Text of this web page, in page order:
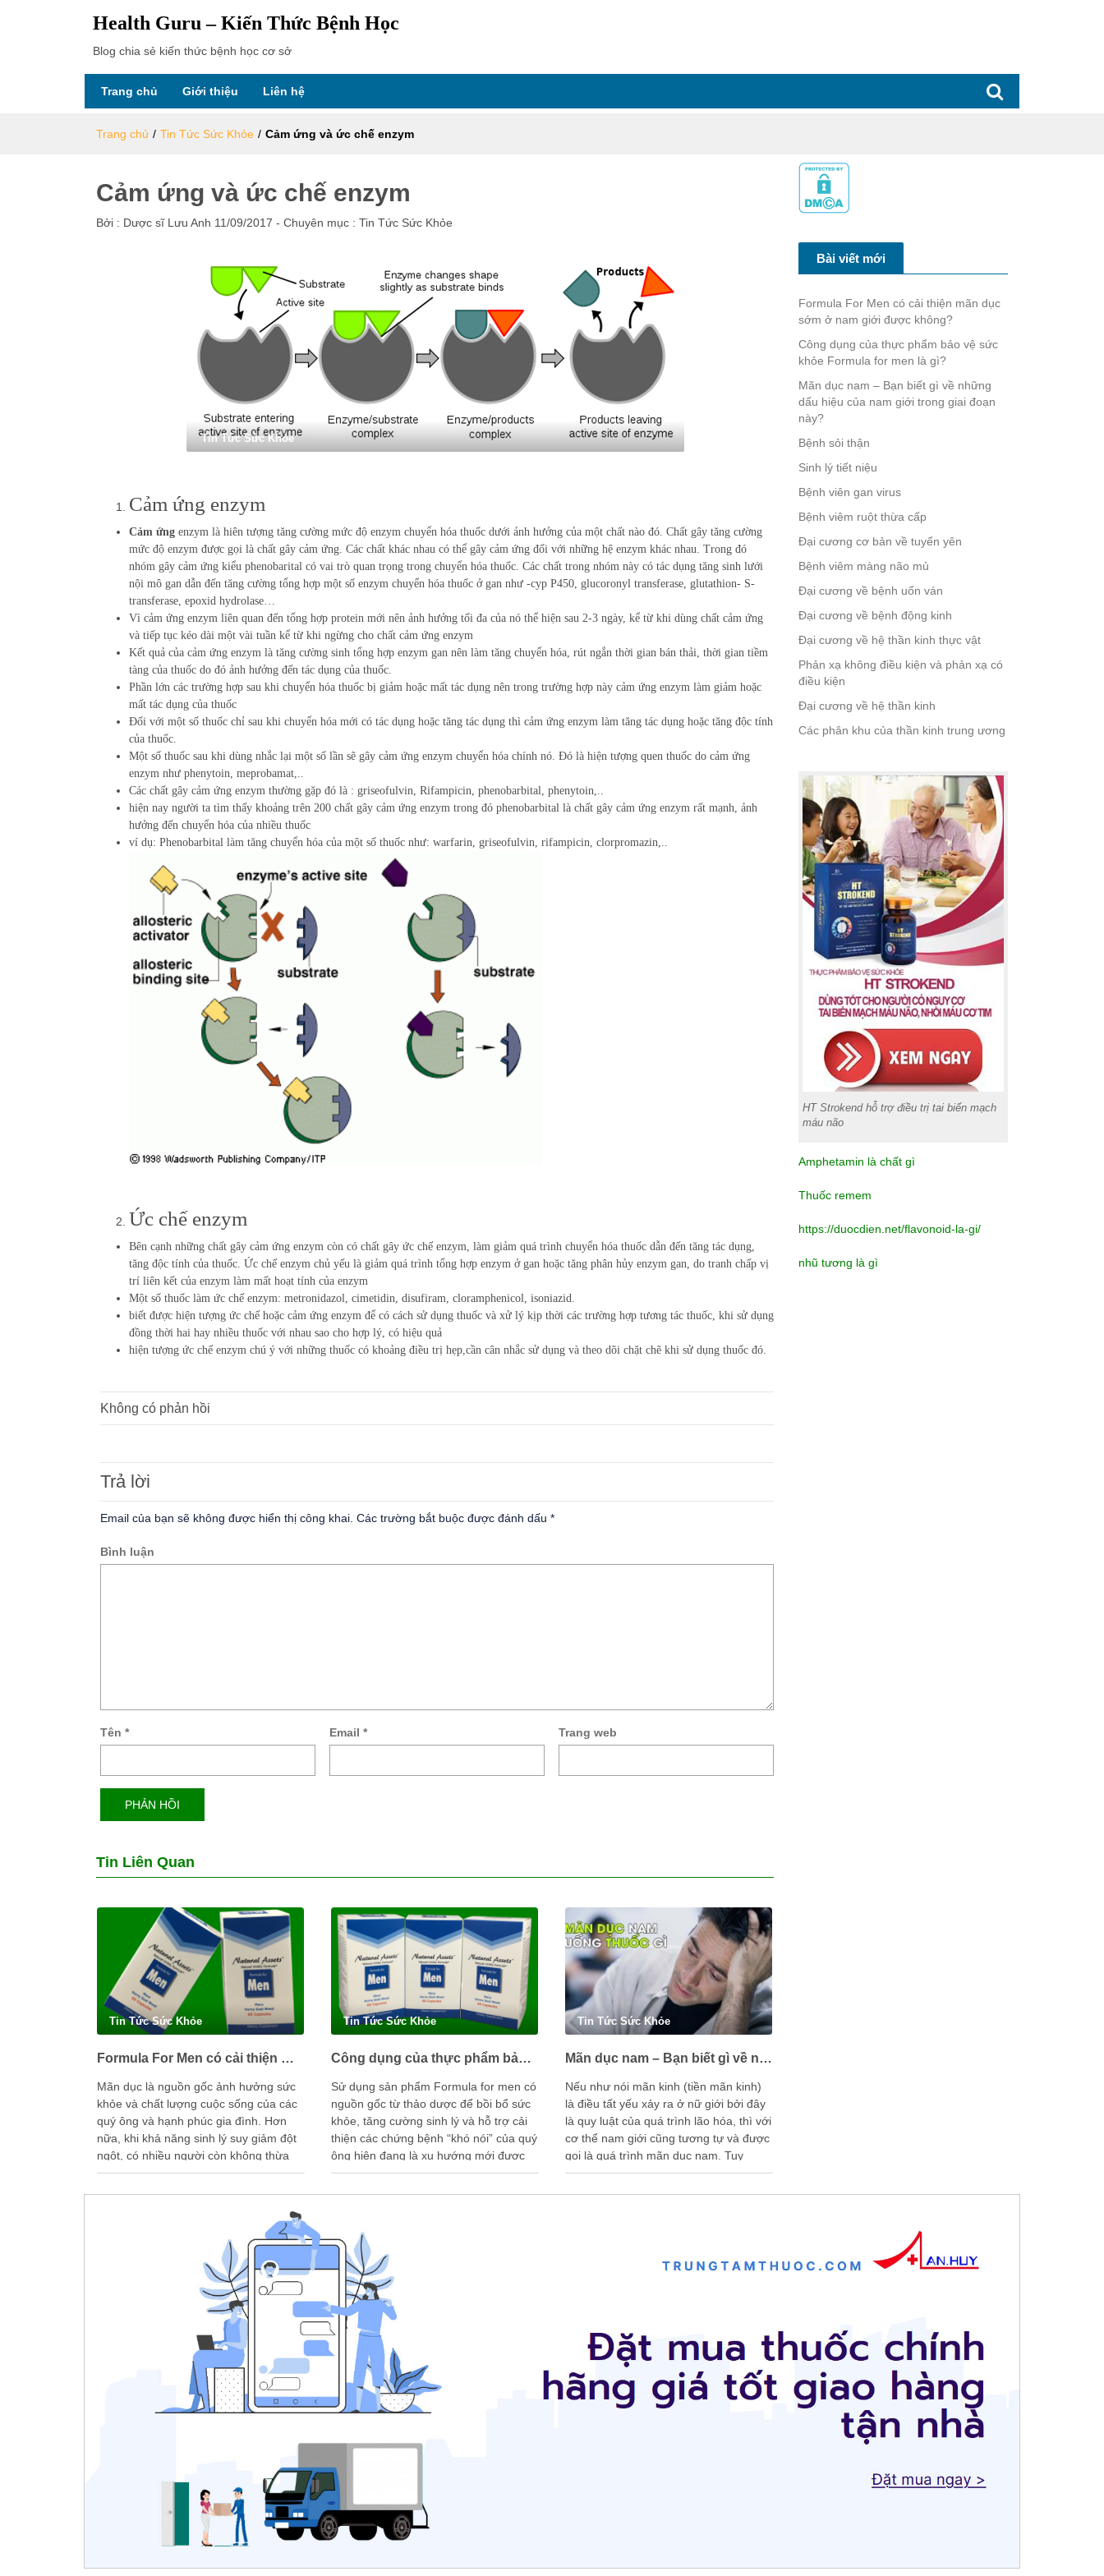
Health Guru – Kiến Thức Bệnh Học
Blog chia sẻ kiến thức bệnh học cơ sở
Trang chủ Giới thiệu Liên hệ
Trang chủ / Tin Tức Sức Khỏe / Cảm ứng và ức chế enzym
Cảm ứng và ức chế enzym
Bởi : Dược sĩ Lưu Anh 11/09/2017 - Chuyên mục : Tin Tức Sức Khỏe
Tin Tức Sức Khỏe
Cảm ứng enzym
Cảm ứng enzym là hiên tượng tăng cường mức độ enzym chuyển hóa thuốc dưới ảnh hưởng của một chất nào đó. Chất gây tăng cường
mức độ enzym được gọi là chất gây cảm ứng. Các chất khác nhau có thể gây cảm ứng đối với những hệ enzym khác nhau. Trong đó
nhóm gây cảm ứng kiểu phenobarital có vai trò quan trọng trong chuyển hóa thuốc. Các chất trong nhóm này có tác dụng tăng sinh lưới
nội mô gan dẫn đến tăng cường tổng hợp một số enzym chuyển hóa thuốc ở gan như -cyp P450, glucoronyl transferase, glutathion- S-
transferase, epoxid hydrolase…
Vì cảm ứng enzym liên quan đến tổng hợp protein mới nên ảnh hưởng tối đa của nó thể hiện sau 2-3 ngày, kể từ khi dùng chất cảm ứng
và tiếp tục kéo dài một vài tuần kể từ khi ngừng cho chất cảm ứng enzym
Kết quả của cảm ứng enzym là tăng cường sinh tổng hợp enzym gan nên làm tăng chuyển hóa, rút ngắn thời gian bán thải, thời gian tiềm
tàng của thuốc do đó ảnh hưởng đến tác dụng của thuốc.
Phần lớn các trường hợp sau khi chuyển hóa thuốc bị giảm hoặc mất tác dụng nên trong trường hợp này cảm ứng enzym làm giảm hoặc
mất tác dụng của thuốc
Đối với một số thuốc chỉ sau khi chuyển hóa mới có tác dụng hoặc tăng tác dụng thì cảm ứng enzym làm tăng tác dụng hoặc tăng độc tính
của thuốc.
Một số thuốc sau khi dùng nhắc lại một số lần sẽ gây cảm ứng enzym chuyển hóa chính nó. Đó là hiện tượng quen thuốc do cảm ứng
enzym như phenytoin, meprobamat,..
Các chất gây cảm ứng enzym thường gặp đó là : griseofulvin, Rifampicin, phenobarbital, phenytoin,..
hiện nay người ta tìm thấy khoảng trên 200 chất gây cảm ứng enzym trong đó phenobarbital là chất gây cảm ứng enzym rất mạnh, ảnh
hưởng đến chuyển hóa của nhiều thuốc
ví dụ: Phenobarbital làm tăng chuyển hóa của một số thuốc như: warfarin, griseofulvin, rifampicin, clorpromazin,..
Ức chế enzym
Bên cạnh những chất gây cảm ứng enzym còn có chất gây ức chế enzym, làm giảm quá trình chuyển hóa thuốc dẫn đến tăng tác dụng,
tăng độc tính của thuốc. Ức chế enzym chủ yếu là giảm quá trình tổng hợp enzym ở gan hoặc tăng phân hủy enzym gan, do tranh chấp vị
trí liên kết của enzym làm mất hoạt tính của enzym
Một số thuốc làm ức chế enzym: metronidazol, cimetidin, disufiram, cloramphenicol, isoniazid.
biết được hiện tượng ức chế hoặc cảm ứng enzym để có cách sử dụng thuốc và xử lý kịp thời các trường hợp tương tác thuốc, khi sử dụng
đồng thời hai hay nhiều thuốc với nhau sao cho hợp lý, có hiệu quả
hiện tượng ức chế enzym chú ý với những thuốc có khoảng điều trị hẹp,cần cân nhắc sử dụng và theo dõi chặt chẽ khi sử dụng thuốc đó.
Không có phản hồi
Trả lời
Email của bạn sẽ không được hiển thị công khai. Các trường bắt buộc được đánh dấu *
Bình luận
Tên * Email * Trang web
Tin Liên Quan
Tin Tức Sức Khỏe
Formula For Men có cải thiện mãn dục sớm ở nam giới được không?
Mãn dục là nguồn gốc ảnh hưởng sức
khỏe và chất lượng cuộc sống của các
quý ông và hạnh phúc gia đình. Hơn
nữa, khi khả năng sinh lý suy giảm đột
ngột, có nhiều người còn không thừa
nhận mình đã bị yếu, không chịu tìm
Tin Tức Sức Khỏe
Công dụng của thực phẩm bảo vệ sức khỏe Formula for men là gì?
Sử dụng sản phẩm Formula for men có
nguồn gốc từ thảo dược để bồi bổ sức
khỏe, tăng cường sinh lý và hỗ trợ cải
thiện các chứng bệnh “khó nói” của quý
ông hiện đang là xu hướng mới được
nhiều người ưa chuộng. Vậy trong viên
Tin Tức Sức Khỏe
Mãn dục nam – Bạn biết gì về những dấu hiệu của nam giới trong giai đoạn này?
Nếu như nói mãn kinh (tiền mãn kinh)
là điều tất yếu xảy ra ở nữ giới bởi đây
là quy luật của quá trình lão hóa, thì với
cơ thể nam giới cũng tương tự và được
gọi là quá trình mãn dục nam. Tuy
nhiên, rất ít người …
Bài viết mới
Formula For Men có cải thiện mãn dục
sớm ở nam giới được không?
Công dụng của thực phẩm bảo vệ sức
khỏe Formula for men là gì?
Mãn dục nam – Bạn biết gì về những
dấu hiệu của nam giới trong giai đoạn
này?
Bệnh sỏi thận
Sinh lý tiết niệu
Bệnh viên gan virus
Bệnh viêm ruột thừa cấp
Đại cương cơ bản về tuyến yên
Bệnh viêm màng não mủ
Đại cương về bệnh uốn ván
Đại cương về bệnh động kinh
Đại cương về hệ thần kinh thực vật
Phản xạ không điều kiện và phản xạ có
điều kiện
Đại cương về hệ thần kinh
Các phân khu của thần kinh trung ương
HT Strokend hỗ trợ điều trị tai biến mạch
máu não
Amphetamin là chất gì
Thuốc remem
https://duocdien.net/flavonoid-la-gi/
nhũ tương là gì